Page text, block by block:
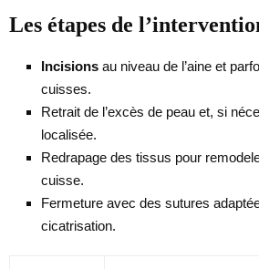
Les étapes de
Incisions au niveau de l’aine et
cuisses.
Retrait de l’excès de peau et, si
localisée.
Redrapage des tissus pour
cuisse.
Fermeture avec des sutures
cicatrisation.